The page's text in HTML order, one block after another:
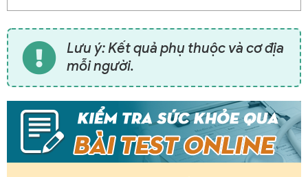
Lưu ý: Kết quả phụ thuộc và cơ địa
mỗi người.